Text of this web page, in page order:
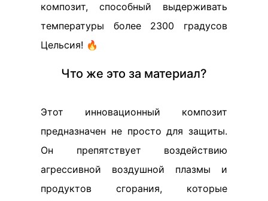
композит, способный выдерживать
температуры более 2300 градусов
Цельсия! 🔥
Что же это за материал?
Этот инновационный композит
предназначен не просто для защиты.
Он препятствует воздействию
агрессивной воздушной плазмы и
продуктов сгорания, которые